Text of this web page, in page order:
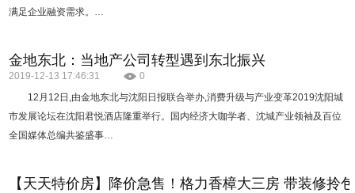
满足企业融资需求。…
金地东北：当地产公司转型遇到东北振兴
2019-12-13 17:46:31
0
12月12日,由金地东北与沈阳日报联合举办,消费升级与产业变革2019沈阳城
市发展论坛在沈阳君悦酒店隆重举行。国内经济大咖学者、沈城产业领袖及百位
全国媒体总编共鉴盛事…
【天天特价房】降价急售！格力香樟大三房 带装修拎